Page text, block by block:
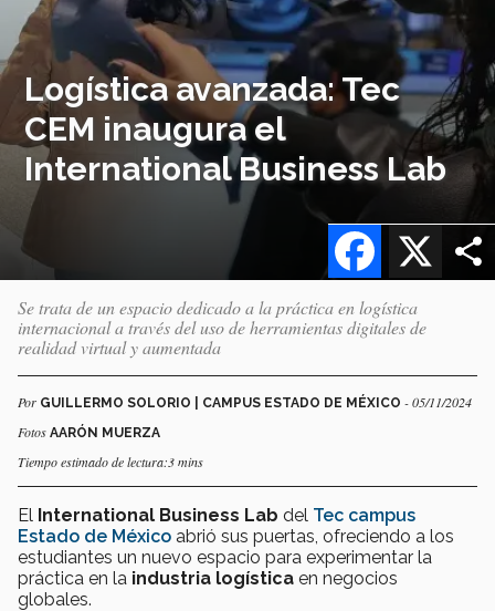
Logística avanzada: Tec
CEM inaugura el
International Business Lab
X
Facebook
Se trata de un espacio dedicado a la práctica en logística
internacional a través del uso de herramientas digitales de
realidad virtual y aumentada
Por GUILLERMO SOLORIO | CAMPUS ESTADO DE MÉXICO - 05/11/2024
Fotos AARÓN MUERZA
Tiempo estimado de lectura:3 mins
El International Business Lab del Tec campus
Estado de México abrió sus puertas, ofreciendo a los
estudiantes un nuevo espacio para experimentar la
práctica en la industria logística en negocios
globales.